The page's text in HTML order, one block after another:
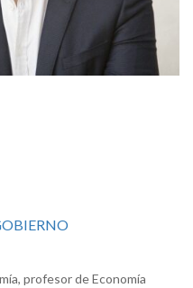
profesor de Economía